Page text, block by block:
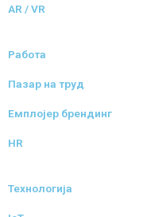
AR / VR
Работа
Пазар на труд
Емплојер брендинг
HR
Технологија